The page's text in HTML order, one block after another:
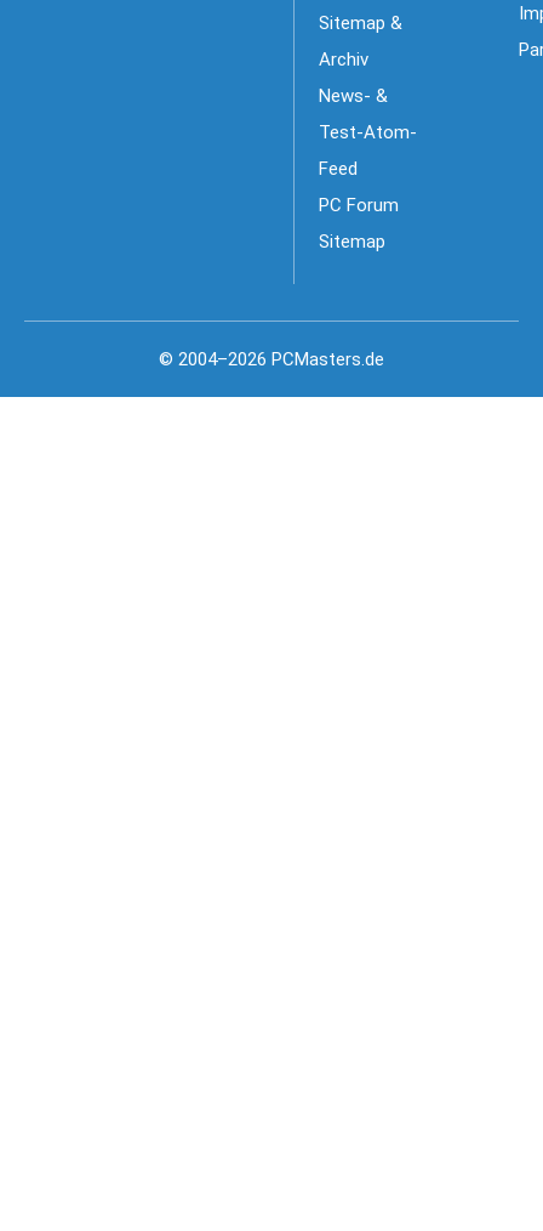
Sitemap &
Archiv
News- &
Test-Atom-
Feed
PC Forum
Sitemap
© 2004–2026 PCMasters.de